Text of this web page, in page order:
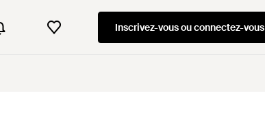
Inscrivez-vous ou connectez-vous